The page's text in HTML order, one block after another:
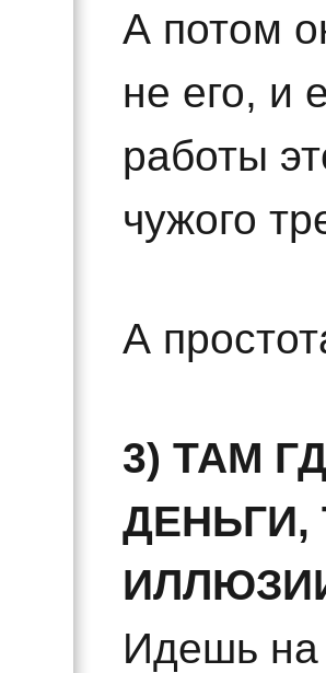
А потом
не его, и
работы
чужого
А
3) ТАМ
Идешь